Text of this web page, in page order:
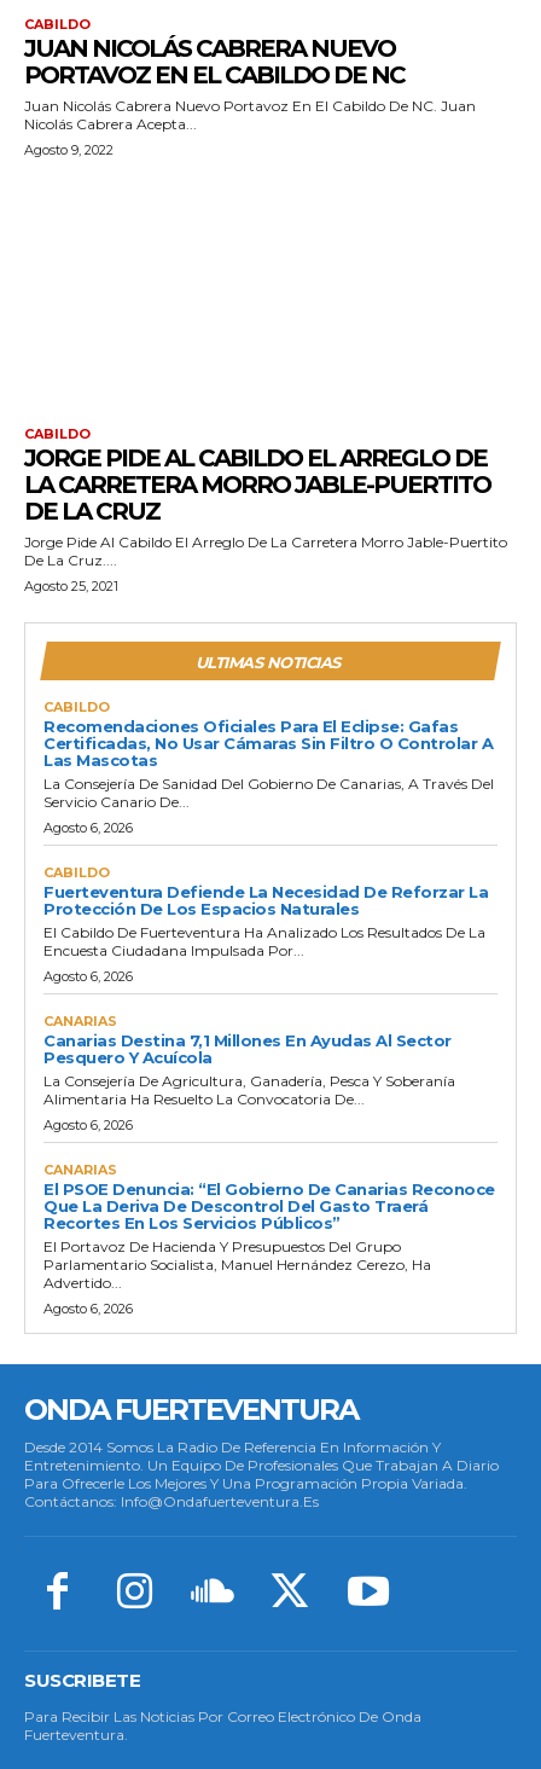
CABILDO
JUAN NICOLÁS CABRERA NUEVO
PORTAVOZ EN EL CABILDO DE NC
Juan Nicolás Cabrera Nuevo Portavoz En El Cabildo De NC. Juan
Nicolás Cabrera Acepta...
Agosto 9, 2022
CABILDO
JORGE PIDE AL CABILDO EL ARREGLO DE
LA CARRETERA MORRO JABLE-PUERTITO
DE LA CRUZ
Jorge Pide Al Cabildo El Arreglo De La Carretera Morro Jable-Puertito
De La Cruz....
Agosto 25, 2021
ULTIMAS NOTICIAS
CABILDO
Recomendaciones Oficiales Para El Eclipse: Gafas
Certificadas, No Usar Cámaras Sin Filtro O Controlar A
Las Mascotas
La Consejería De Sanidad Del Gobierno De Canarias, A Través Del
Servicio Canario De...
Agosto 6, 2026
CABILDO
Fuerteventura Defiende La Necesidad De Reforzar La
Protección De Los Espacios Naturales
El Cabildo De Fuerteventura Ha Analizado Los Resultados De La
Encuesta Ciudadana Impulsada Por...
Agosto 6, 2026
CANARIAS
Canarias Destina 7,1 Millones En Ayudas Al Sector
Pesquero Y Acuícola
La Consejería De Agricultura, Ganadería, Pesca Y Soberanía
Alimentaria Ha Resuelto La Convocatoria De...
Agosto 6, 2026
CANARIAS
El PSOE Denuncia: “El Gobierno De Canarias Reconoce
Que La Deriva De Descontrol Del Gasto Traerá
Recortes En Los Servicios Públicos”
El Portavoz De Hacienda Y Presupuestos Del Grupo
Parlamentario Socialista, Manuel Hernández Cerezo, Ha
Advertido...
Agosto 6, 2026
ONDA FUERTEVENTURA
Desde 2014 Somos La Radio De Referencia En Información Y
Entretenimiento. Un Equipo De Profesionales Que Trabajan A Diario
Para Ofrecerle Los Mejores Y Una Programación Propia Variada.
Contáctanos: Info@ondafuerteventura.es
SUSCRIBETE
Para Recibir Las Noticias Por Correo Electrónico De Onda
Fuerteventura.